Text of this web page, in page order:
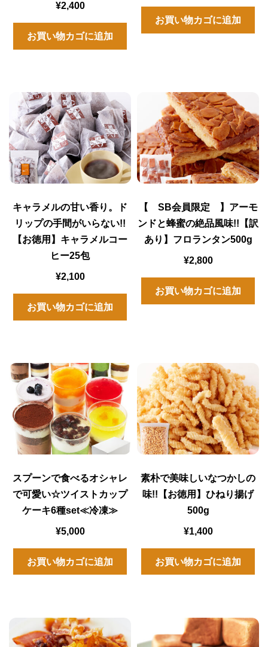
¥2,400
お買い物カゴに追加
お買い物カゴに追加
キャラメルの甘い香り。ド
リップの手間がいらない!!
【お徳用】キャラメルコー
ヒー25包
¥2,100
お買い物カゴに追加
【 SB会員限定 】アーモ
ンドと蜂蜜の絶品風味!!【訳
あり】フロランタン500g
¥2,800
お買い物カゴに追加
スプーンで食べるオシャレ
で可愛い☆ツイストカップ
ケーキ6種set≪冷凍≫
¥5,000
お買い物カゴに追加
素朴で美味しいなつかしの
味!!【お徳用】ひねり揚げ
500g
¥1,400
お買い物カゴに追加